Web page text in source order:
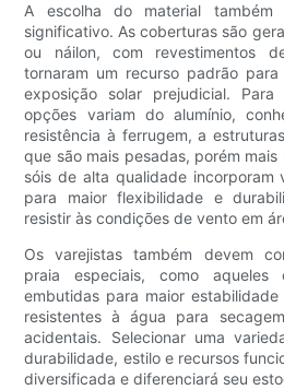
A escolha do material também
significativo. As coberturas são
ou náilon, com revestimentos
tornaram um recurso padrão
exposição solar prejudicial.
opções variam do alumínio,
resistência à ferrugem, a
que são mais pesadas, porém
sóis de alta qualidade
para maior flexibilidade e
resistir às condições de vento em
Os varejistas também devem
praia especiais, como
embutidas para maior
resistentes à água para
acidentais. Selecionar uma
durabilidade, estilo e recursos
diversificada e diferenciará seu